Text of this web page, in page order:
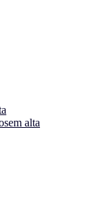
em alta